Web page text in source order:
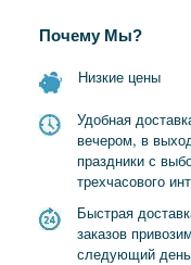
Почему Мы?
Низкие цены
Удобная
вечером, в
праздники с
трехчасового
Быстрая
заказов
следующий день